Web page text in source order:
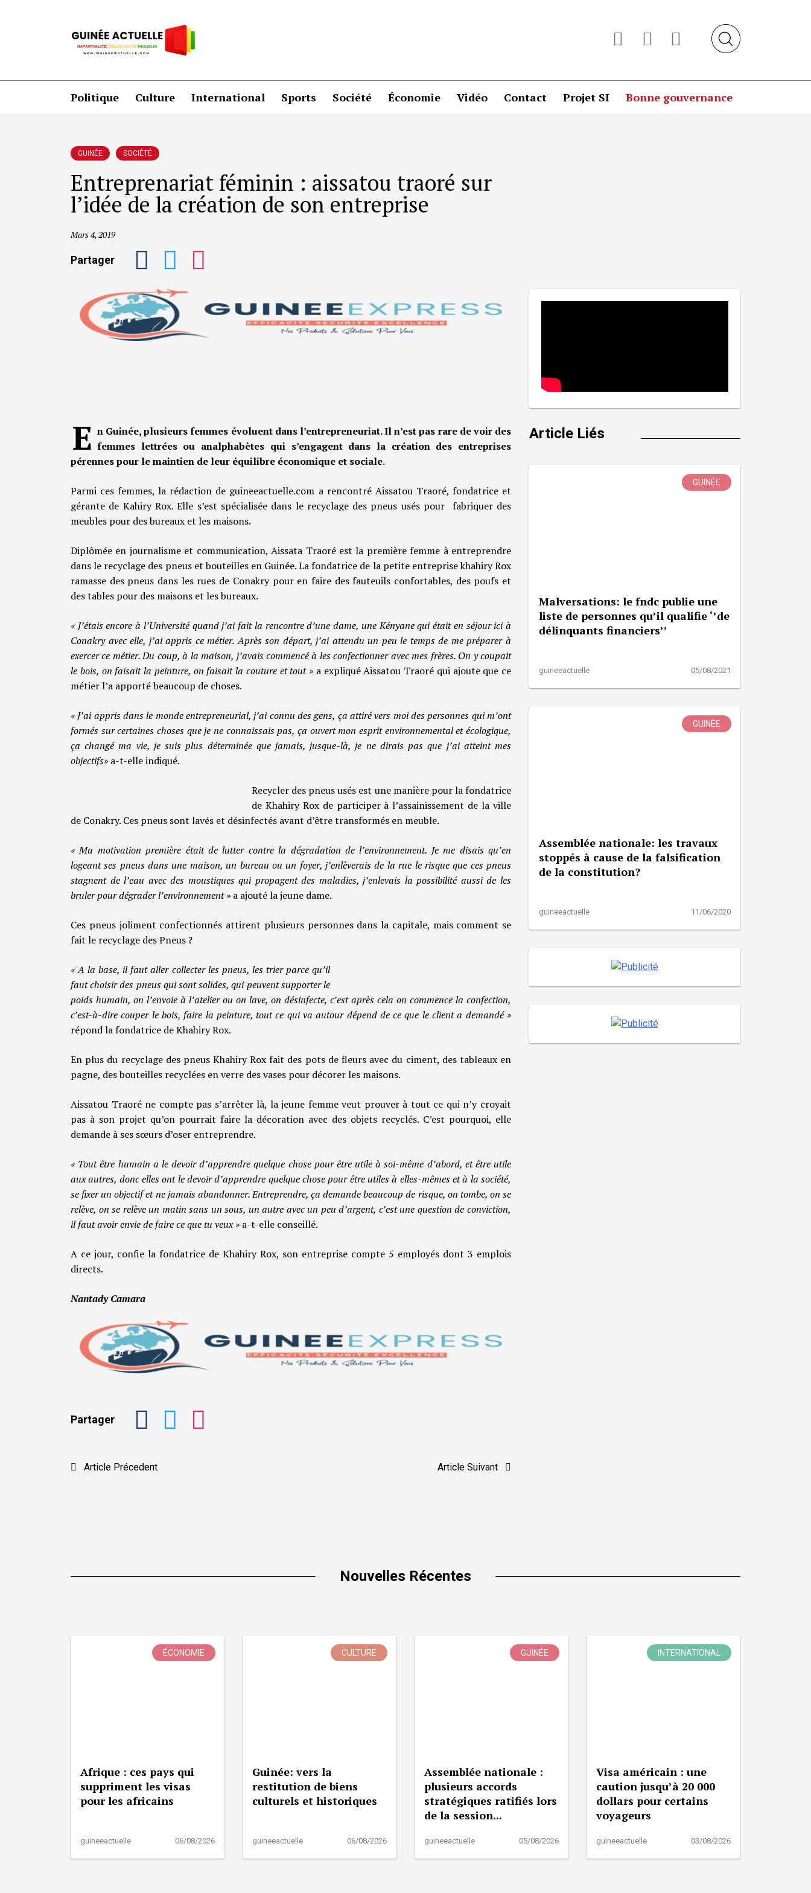
Politique Culture International Sports Société Économie Vidéo Contact Projet SI Bonne gouvernance
GUINÉE SOCIÉTÉ
Entreprenariat féminin : aissatou traoré sur
l’idée de la création de son entreprise
Mars 4, 2019
Partager
E n Guinée, plusieurs femmes évoluent dans l’entrepreneuriat. Il n’est pas rare de voir des
femmes lettrées ou analphabètes qui s’engagent dans la création des entreprises
pérennes pour le maintien de leur équilibre économique et sociale.
Parmi ces femmes, la rédaction de guineeactuelle.com a rencontré Aissatou Traoré, fondatrice et
gérante de Kahiry Rox. Elle s’est spécialisée dans le recyclage des pneus usés pour fabriquer des
meubles pour des bureaux et les maisons.
Diplômée en journalisme et communication, Aissata Traoré est la première femme à entreprendre
dans le recyclage des pneus et bouteilles en Guinée. La fondatrice de la petite entreprise khahiry Rox
ramasse des pneus dans les rues de Conakry pour en faire des fauteuils confortables, des poufs et
des tables pour des maisons et les bureaux.
« J’étais encore à l’Université quand j’ai fait la rencontre d’une dame, une Kényane qui était en séjour ici à
Conakry avec elle, j’ai appris ce métier. Après son départ, j’ai attendu un peu le temps de me préparer à
exercer ce métier. Du coup, à la maison, j’avais commencé à les confectionner avec mes frères. On y coupait
le bois, on faisait la peinture, on faisait la couture et tout » a expliqué Aissatou Traoré qui ajoute que ce
métier l’a apporté beaucoup de choses.
« J’ai appris dans le monde entrepreneurial, j’ai connu des gens, ça attiré vers moi des personnes qui m’ont
formés sur certaines choses que je ne connaissais pas, ça ouvert mon esprit environnemental et écologique,
ça changé ma vie, je suis plus déterminée que jamais, jusque-là, je ne dirais pas que j’ai atteint mes
objectifs» a-t-elle indiqué.
Recycler des pneus usés est une manière pour la fondatrice
de Khahiry Rox de participer à l’assainissement de la ville
de Conakry. Ces pneus sont lavés et désinfectés avant d’être transformés en meuble.
« Ma motivation première était de lutter contre la dégradation de l’environnement. Je me disais qu’en
logeant ses pneus dans une maison, un bureau ou un foyer, j’enlèverais de la rue le risque que ces pneus
stagnent de l’eau avec des moustiques qui propagent des maladies, j’enlevais la possibilité aussi de les
bruler pour dégrader l’environnement » a ajouté la jeune dame.
Ces pneus joliment confectionnés attirent plusieurs personnes dans la capitale, mais comment se
fait le recyclage des Pneus ?
« A la base, il faut aller collecter les pneus, les trier parce qu’il
faut choisir des pneus qui sont solides, qui peuvent supporter le
poids humain, on l’envoie à l’atelier ou on lave, on désinfecte, c’est après cela on commence la confection,
c’est-à-dire couper le bois, faire la peinture, tout ce qui va autour dépend de ce que le client a demandé »
répond la fondatrice de Khahiry Rox.
En plus du recyclage des pneus Khahiry Rox fait des pots de fleurs avec du ciment, des tableaux en
pagne, des bouteilles recyclées en verre des vases pour décorer les maisons.
Aissatou Traoré ne compte pas s’arrêter là, la jeune femme veut prouver à tout ce qui n’y croyait
pas à son projet qu’on pourrait faire la décoration avec des objets recyclés. C’est pourquoi, elle
demande à ses sœurs d’oser entreprendre.
« Tout être humain a le devoir d’apprendre quelque chose pour être utile à soi-même d’abord, et être utile
aux autres, donc elles ont le devoir d’apprendre quelque chose pour être utiles à elles-mêmes et à la société,
se fixer un objectif et ne jamais abandonner. Entreprendre, ça demande beaucoup de risque, on tombe, on se
relève, on se relève un matin sans un sous, un autre avec un peu d’argent, c’est une question de conviction,
il faut avoir envie de faire ce que tu veux » a-t-elle conseillé.
A ce jour, confie la fondatrice de Khahiry Rox, son entreprise compte 5 employés dont 3 emplois
directs.
Nantady Camara
Partager
Article Précedent Article Suivant
Article Liés
GUINÉE
Malversations: le fndc publie une
liste de personnes qu’il qualifie ‘’de
délinquants financiers’’
guineeactuelle 05/08/2021
GUINÉE
Assemblée nationale: les travaux
stoppés à cause de la falsification
de la constitution?
guineeactuelle 11/06/2020
Nouvelles Récentes
ÉCONOMIE
Afrique : ces pays qui
suppriment les visas
pour les africains
guineeactuelle 06/08/2026
CULTURE
Guinée: vers la
restitution de biens
culturels et historiques
guineeactuelle 06/08/2026
GUINÉE
Assemblée nationale :
plusieurs accords
stratégiques ratifiés lors
de la session...
guineeactuelle 05/08/2026
INTERNATIONAL
Visa américain : une
caution jusqu’à 20 000
dollars pour certains
voyageurs
guineeactuelle 03/08/2026